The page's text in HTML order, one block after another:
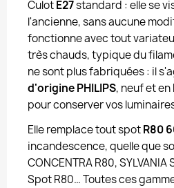
CulotE27standard : elle se
l'ancienne, sans aucune
fonctionne avec tout
très chauds, typique du
ne sont plus fabriquées : il
d'origine PHILIPS, neuf et
pour conserver vos
Elle remplace tout spotR80
incandescence, quelle que
CONCENTRA R80,
Spot R80… Toutes ces